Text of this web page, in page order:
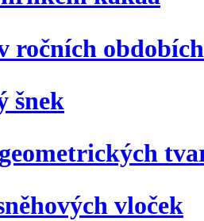
ročních obdobích
šnek
vloček